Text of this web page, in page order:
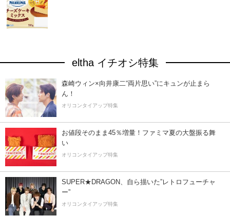
eltha イチオシ特集
森崎ウィン×向井康二“両片思い”にキュンが止まら
ん！
オリコンタイアップ特集
お値段そのまま45％増量！ファミマ夏の大盤振る舞
い
オリコンタイアップ特集
SUPER★DRAGON、自ら描いた”レトロフューチャ
ー”
オリコンタイアップ特集